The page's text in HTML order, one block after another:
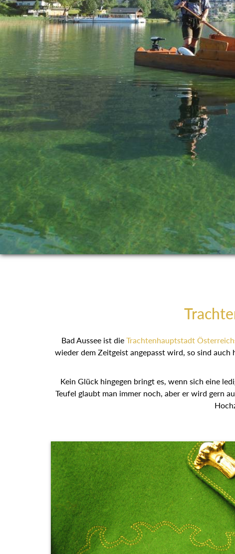
Bad Aussee ist die Trachtenhauptstadt
wieder dem Zeitgeist angepasst wird, so sind
Kein Glück hingegen bringt es, wenn sich eine
Teufel glaubt man immer noch, aber er wird gern